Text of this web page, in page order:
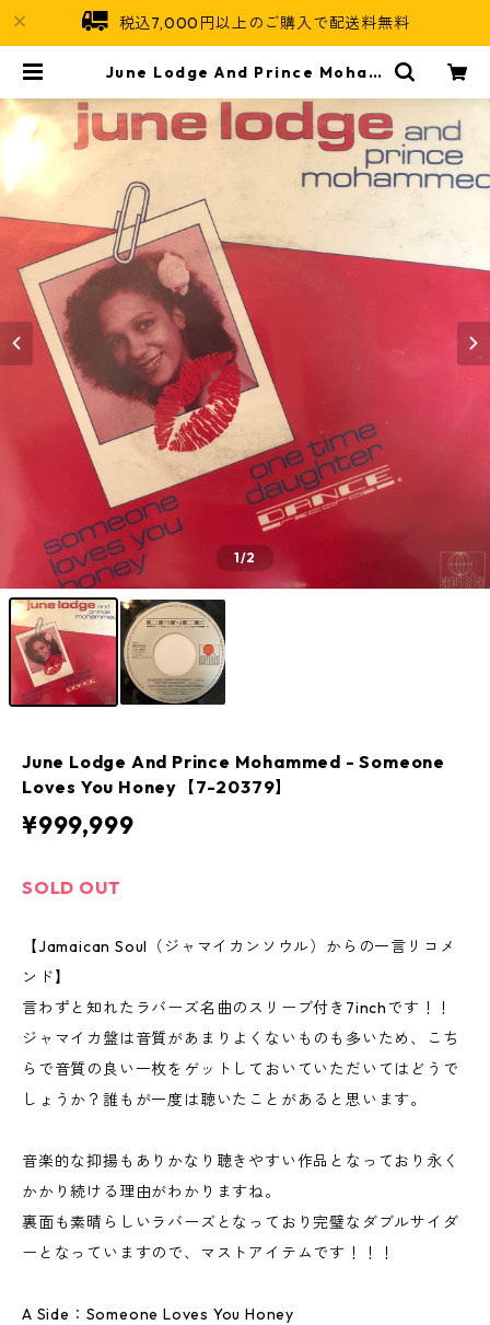
税込7,000円以上のご購入で配送料無料
June Lodge And Prince Moham
ey【7-20379】 | Jamaican Soul
1/2
June Lodge And Prince Mohammed ‎- Someone
Loves You Honey【7-20379】
¥999,999
SOLD OUT
【Jamaican Soul（ジャマイカンソウル）からの一言リコメ
ンド】
言わずと知れたラバーズ名曲のスリーブ付き7inchです！！
ジャマイカ盤は音質があまりよくないものも多いため、こち
らで音質の良い一枚をゲットしておいていただいてはどうで
しょうか？誰もが一度は聴いたことがあると思います。
音楽的な抑揚もありかなり聴きやすい作品となっており永く
かかり続ける理由がわかりますね。
裏面も素晴らしいラバーズとなっており完璧なダブルサイダ
ーとなっていますので、マストアイテムです！！！
A Side：Someone Loves You Honey